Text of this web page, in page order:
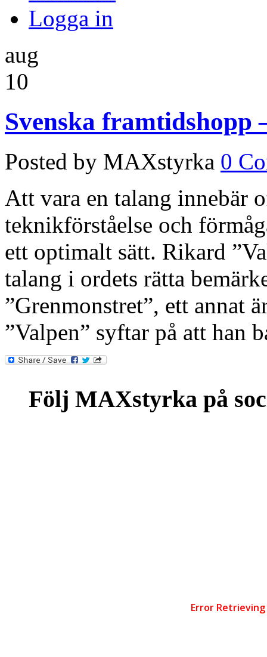
Logga in
aug
10
Svenska framtidshopp
Posted by MAXstyrka 0
Att vara en talang innebär
teknikförståelse och
ett optimalt sätt. Rikard
talang i ordets rätta
”Grenmonstret”, ett annat
”Valpen” syftar på att han
Följ MAXstyrka på